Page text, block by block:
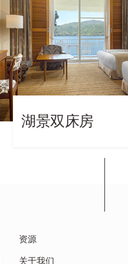
湖景双床房
资源
关于我们